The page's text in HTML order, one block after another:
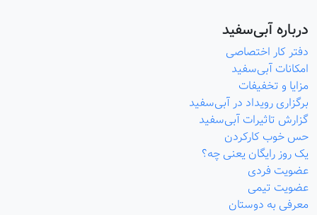
درباره آبی‌سفید
دفتر کار اختصاصی
امکانات آبی‌سفید
مزایا و تخفیفات
برگزاری رویداد در آبی‌سفید
گزارش تاثیرات آبی‌سفید
حس خوب کارکردن
یک روز رایگان یعنی چه؟
عضویت فردی
عضویت تیمی
معرفی به دوستان